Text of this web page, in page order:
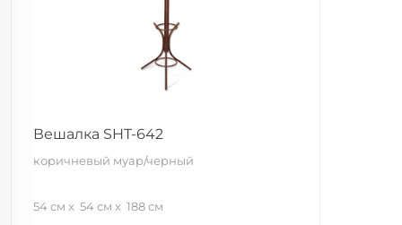
Вешалка SHT-642
коричневый муар/черный
54 см 54 см 188 см